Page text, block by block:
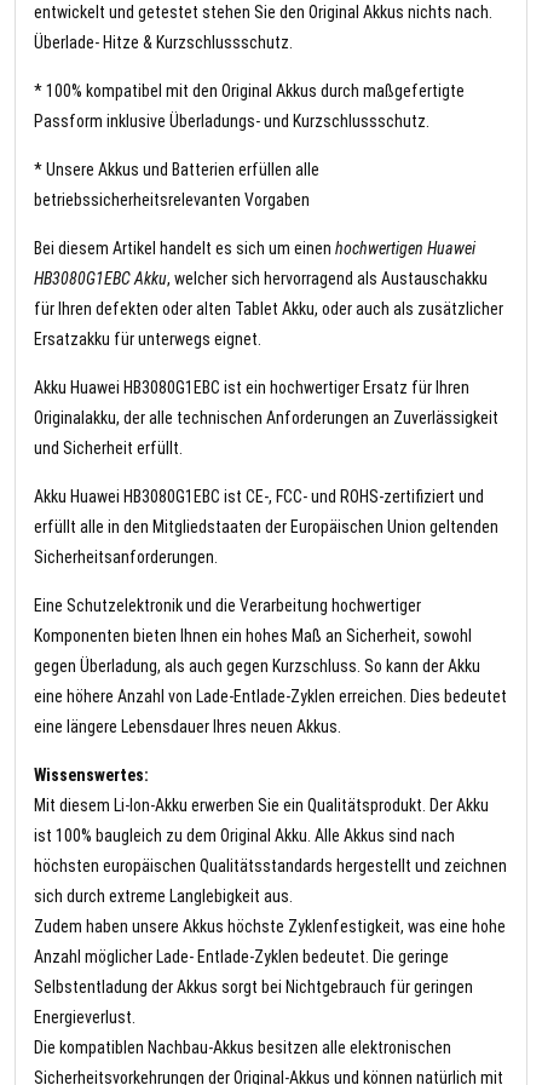
entwickelt und getestet stehen Sie den Original Akkus nichts nach.
Überlade- Hitze & Kurzschlussschutz.
* 100% kompatibel mit den Original Akkus durch maßgefertigte
Passform inklusive Überladungs- und Kurzschlussschutz.
* Unsere Akkus und Batterien erfüllen alle
betriebssicherheitsrelevanten Vorgaben
Bei diesem Artikel handelt es sich um einen hochwertigen Huawei
HB3080G1EBC Akku, welcher sich hervorragend als Austauschakku
für Ihren defekten oder alten Tablet Akku, oder auch als zusätzlicher
Ersatzakku für unterwegs eignet.
Akku Huawei HB3080G1EBC ist ein hochwertiger Ersatz für Ihren
Originalakku, der alle technischen Anforderungen an Zuverlässigkeit
und Sicherheit erfüllt.
Akku Huawei HB3080G1EBC ist CE-, FCC- und ROHS-zertifiziert und
erfüllt alle in den Mitgliedstaaten der Europäischen Union geltenden
Sicherheitsanforderungen.
Eine Schutzelektronik und die Verarbeitung hochwertiger
Komponenten bieten Ihnen ein hohes Maß an Sicherheit, sowohl
gegen Überladung, als auch gegen Kurzschluss. So kann der Akku
eine höhere Anzahl von Lade-Entlade-Zyklen erreichen. Dies bedeutet
eine längere Lebensdauer Ihres neuen Akkus.
Wissenswertes:
Mit diesem Li-Ion-Akku erwerben Sie ein Qualitätsprodukt. Der Akku
ist 100% baugleich zu dem Original Akku. Alle Akkus sind nach
höchsten europäischen Qualitätsstandards hergestellt und zeichnen
sich durch extreme Langlebigkeit aus.
Zudem haben unsere Akkus höchste Zyklenfestigkeit, was eine hohe
Anzahl möglicher Lade- Entlade-Zyklen bedeutet. Die geringe
Selbstentladung der Akkus sorgt bei Nichtgebrauch für geringen
Energieverlust.
Die kompatiblen Nachbau-Akkus besitzen alle elektronischen
Sicherheitsvorkehrungen der Original-Akkus und können natürlich mit